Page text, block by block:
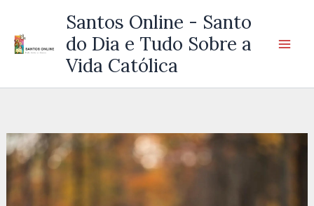
Santos Online - Santo
do Dia e Tudo Sobre a
Vida Católica